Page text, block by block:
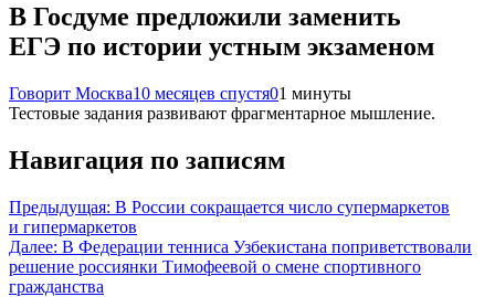
В Госдуме предложили заменить
ЕГЭ по истории устным экзаменом
Говорит Москва10 месяцев спустя01 минуты
Тестовые задания развивают фрагментарное мышление.
Навигация по записям
Предыдущая: В России сокращается число супермаркетов
и гипермаркетов
Далее: В Федерации тенниса Узбекистана поприветствовали
решение россиянки Тимофеевой о смене спортивного
гражданства